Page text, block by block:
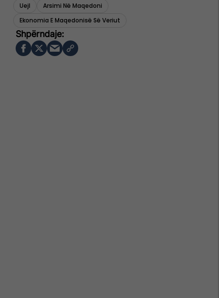
Uejl
Arsimi Në Maqedoni
Ekonomia E Maqedonisë Së Veriut